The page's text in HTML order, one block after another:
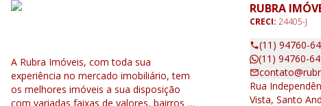
A Rubra Imóveis, com toda sua
experiência no mercado imobiliário, tem
os melhores imóveis a sua disposição
com variadas faixas de valores, bairros e
RUBRA
CRECI: 24405-J
(11) 94760-
(11) 94760-
Rua
Vista, Santo